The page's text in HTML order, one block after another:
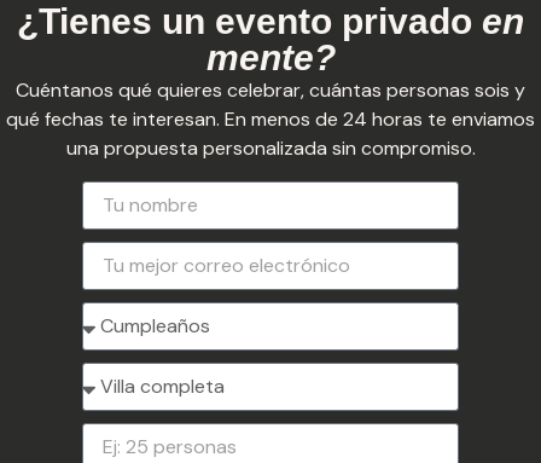
¿Tienes un evento privado en
mente?
Cuéntanos qué quieres celebrar, cuántas personas sois y
qué fechas te interesan. En menos de 24 horas te enviamos
una propuesta personalizada sin compromiso.